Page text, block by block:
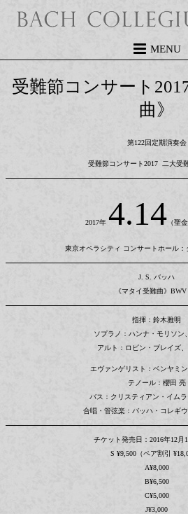
MENU
受難節コンサート
曲》
第122回定期演奏会
受難節コンサート2017 二大受
2017年 4.14（聖
東京オペラシティ コンサートホール
J. S. バッハ
《マタイ受難曲》BWV
指揮：鈴木雅明
ソプラノ：ハンナ・モリソン
アルト：ロビン・ブレイズ
エヴァンゲリスト：ベンヤミ
テノール：櫻田 亮
バス：クリスティアン・イム
合唱・管弦楽：バッハ・コレギ
チケット発売日：2016年12月
S ¥9,500（ペア割引
A¥8,000
B¥6,500
C¥5,000
J¥3,000